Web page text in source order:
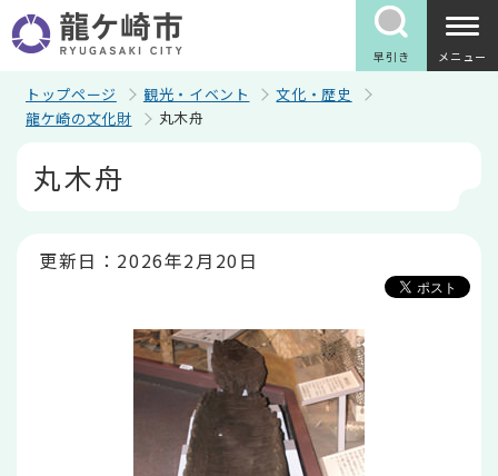
の
ペ
早引き メニュー
トップページ 観光・イベント
文化・歴史
龍ケ崎の文化財
丸木舟
丸木舟
更新日：2026年2月20日